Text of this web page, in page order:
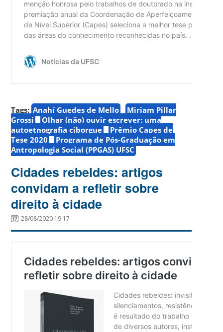
Tags: Anahí Guedes de Mello
Miriam Pillar
Grossi
Olhar (não) ouvir escrever: uma
autoetnografia ciborgue
Prêmio Capes de
Tese 2020
Programa de Pós-Graduação em
Antropologia Social (PPGAS) UFSC
Cidades rebeldes: artigos
convidam a refletir sobre
direito à cidade
28/08/2020 19:17